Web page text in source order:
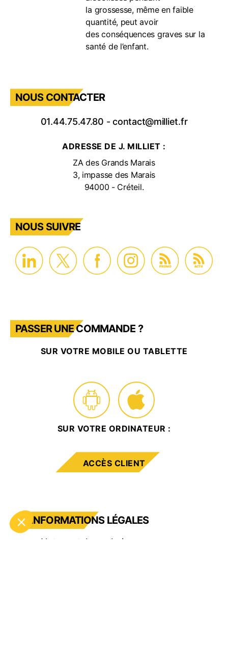
la grossesse, même en faible
quantité, peut avoir
des conséquences graves sur la
santé de l’enfant.
NOUS CONTACTER
01.44.75.47.80 -contact@milliet.fr
ADRESSE DE J. MILLIET :
ZA des Grands Marais
3, impasse des Marais
94000 - Créteil.
NOUS SUIVRE
PROMO ACTU
PASSER UNE COMMANDE ?
SUR VOTRE MOBILE OU TABLETTE
SUR VOTRE ORDINATEUR :
ACCÈS CLIENT
INFORMATIONS LÉGALES
Notre catalogue boisson